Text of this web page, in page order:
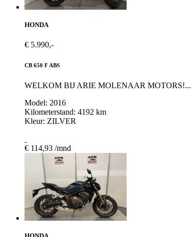
HONDA
€ 5.990,-
CB 650 F ABS
WELKOM BIJ ARIE MOLENAAR MOTORS!...
Model: 2016
Kilometerstand: 4192 km
Kleur: ZILVER
€ 114,93 /mnd